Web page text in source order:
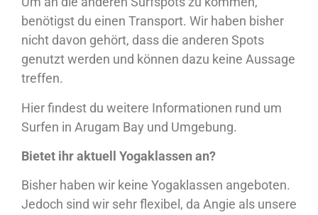
benötigst du einen Transport. Wir haben bisher
nicht davon gehört, dass die anderen Spots
genutzt werden und können dazu keine Aussage
treffen.
Hier findest du weitere Informationen rund um
Surfen in Arugam Bay und Umgebung.
Bietet ihr aktuell Yogaklassen an?
Bisher haben wir keine Yogaklassen angeboten.
Jedoch sind wir sehr flexibel, da Angie als unsere